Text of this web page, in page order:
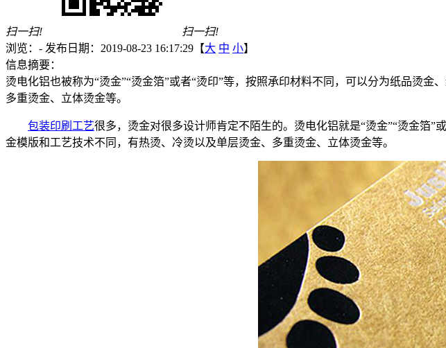
扫一扫!
扫一扫!
浏览： - 发布日期：2019-08-23 16:17:29【大 中 小】
信息摘要：
烫电化铝也被称为“烫金”“烫金箔”或者“烫印”等，按照承印材料不同，可以分为纸品烫
多重烫金、立体烫金等。
包装印刷工艺很多，烫金对很多设计师肯定不陌生的。烫电化铝就是“烫金”“烫金箔
金模版和工艺技术不同，有热烫、冷烫以及单层烫金、多重烫金、立体烫金等。